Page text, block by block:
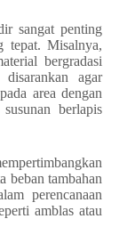
sangat penting
tepat. Misalnya,
bergradasi
agar
area dengan
berlapis
beban tambahan
perencanaan
amblas atau